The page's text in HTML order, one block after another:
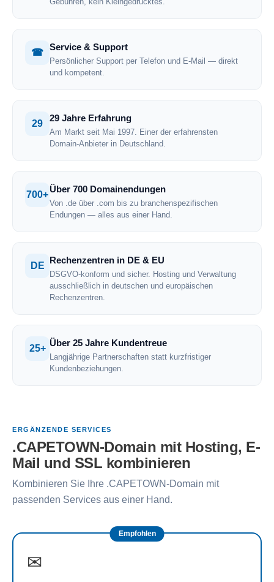
☎
Service & Support
Persönlicher Support per Telefon und E-Mail — direkt
und kompetent.
29
29 Jahre Erfahrung
Am Markt seit Mai 1997. Einer der erfahrensten
Domain-Anbieter in Deutschland.
700+
Über 700 Domainendungen
Von .de über .com bis zu branchenspezifischen
Endungen — alles aus einer Hand.
DE
Rechenzentren in DE & EU
DSGVO-konform und sicher. Hosting und Verwaltung
ausschließlich in deutschen und europäischen
Rechenzentren.
25+
Über 25 Jahre Kundentreue
Langjährige Partnerschaften statt kurzfristiger
Kundenbeziehungen.
ERGÄNZENDE SERVICES
.CAPETOWN-Domain mit Hosting, E-
Mail und SSL kombinieren
Kombinieren Sie Ihre .CAPETOWN-Domain mit
passenden Services aus einer Hand.
Empfohlen
✉